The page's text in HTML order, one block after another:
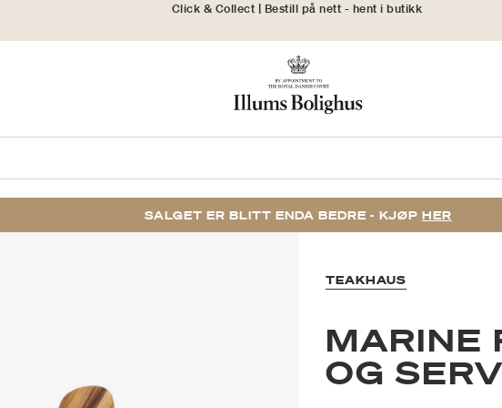
SALGET ER BLITT ENDA BEDRE - KJØP HER
TEAKHAUS
MARINE
OG